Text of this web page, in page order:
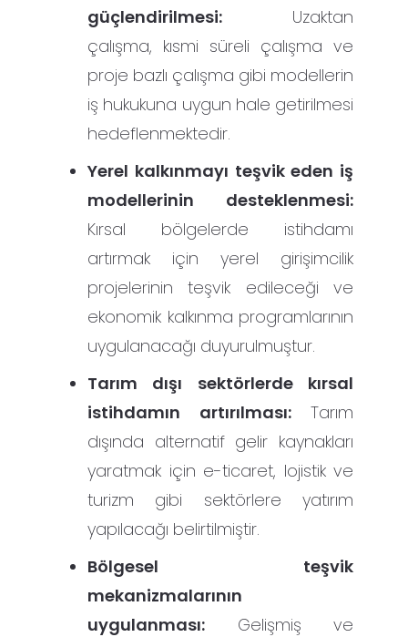
güçlendirilmesi: Uzaktan
çalışma, kısmi süreli çalışma ve
proje bazlı çalışma gibi modellerin
iş hukukuna uygun hale getirilmesi
hedeflenmektedir.
Yerel kalkınmayı teşvik eden iş
modellerinin desteklenmesi:
Kırsal bölgelerde istihdamı
artırmak için yerel girişimcilik
projelerinin teşvik edileceği ve
ekonomik kalkınma programlarının
uygulanacağı duyurulmuştur.
Tarım dışı sektörlerde kırsal
istihdamın artırılması:Tarım
dışında alternatif gelir kaynakları
yaratmak için e-ticaret, lojistik ve
turizm gibi sektörlere yatırım
yapılacağı belirtilmiştir.
Bölgesel teşvik
mekanizmalarının
uygulanması: Gelişmiş ve